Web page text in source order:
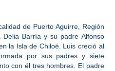
de Puerto Aguirre, Región
Barría y su padre Alfonso
la Isla de Chiloé. Luis creció al
por sus padres y siete
con él tres hombres. El padre